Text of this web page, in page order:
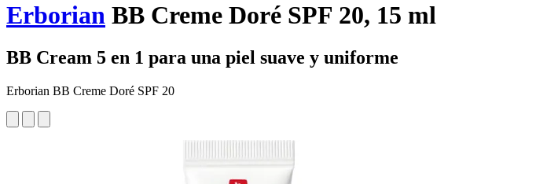
Erborian BB Creme Doré SPF 20, 15 ml
BB Cream 5 en 1 para una piel suave y uniforme
Erborian BB Creme Doré SPF 20